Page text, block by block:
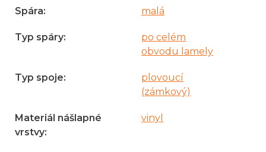
Spára: malá
Typ spáry:
po celém
obvodu lamely
Typ spoje:
plovoucí
(zámkový)
Materiál nášlapné
vrstvy:
vinyl